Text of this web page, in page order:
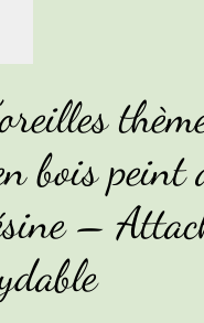
bois peint
–